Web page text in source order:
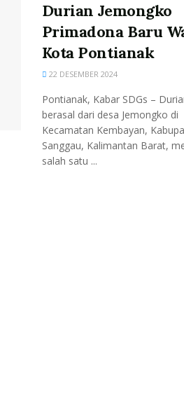
Durian Jemongko
Primadona Baru
Kota Pontianak
22 DESEMBER 2024
Pontianak, Kabar SDGs –
berasal dari desa Jemongko di
Kecamatan Kembayan,
Sanggau, Kalimantan Barat,
salah satu ...